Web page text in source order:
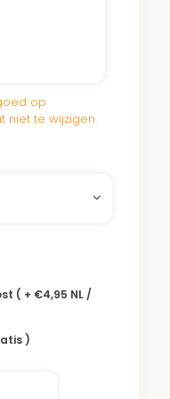
blijvend
man Wim
de bomen de
Een donatie aan
aan dit
op
niet te wijzigen.
( + €4,95 NL /
)